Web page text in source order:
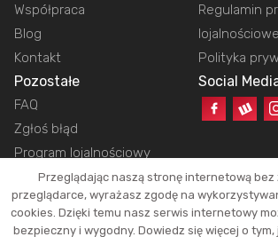
Współpraca
Blog
Kontakt
Regulamin
Polityka
Pozostałe
FAQ
Zgłoś błąd
Program lojalnościowy
Social
Copyright © 2026 HotShops.pl - Wszelkie
Przeglądając naszą stronę internetową bez
przeglądarce, wyrażasz zgodę na
cookies. Dzięki temu nasz serwis internetowy
bezpieczny i wygodny. Dowiedz się więcej o